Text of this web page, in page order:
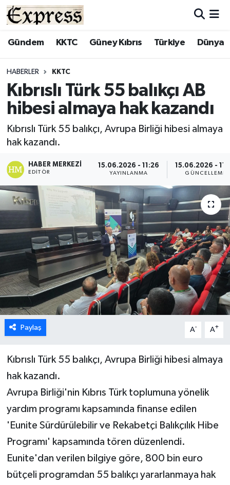
Gündem KKTC Güney Kıbrıs Türkiye Dünya
HABERLER KKTC
Kıbrıslı Türk 55 balıkçı AB
hibesi almaya hak kazandı
Kıbrıslı Türk 55 balıkçı, Avrupa Birliği hibesi almaya
hak kazandı.
HABER MERKEZI
EDITÖR
15.06.2026 - 11:26
YAYINLANMA
15.06.2026 -
GÜNCELLEME
Paylaş A- A+
Kıbrıslı Türk 55 balıkçı, Avrupa Birliği hibesi almaya
hak kazandı.
Avrupa Birliği'nin Kıbrıs Türk toplumuna yönelik
yardım programı kapsamında finanse edilen
'Eunite Sürdürülebilir ve Rekabetçi Balıkçılık Hibe
Programı' kapsamında tören düzenlendi.
Eunite'dan verilen bilgiye göre, 800 bin euro
bütçeli programdan 55 balıkçı yararlanmaya hak
ALAYKÖY
BİLİM
DÜNYA
EĞİTİM
EKONOMİ
ENGLISH
ESENTEPE
GAZİMAĞUSA
GİRNE
GÜNDEM
İÇ HABERLER
KÜLTÜR SANAT
LEFKOŞA
Hava Durumu
Süper Lig Puan Durumu ve Fikstür
Son Dakika Haberleri
Haber Arşivi